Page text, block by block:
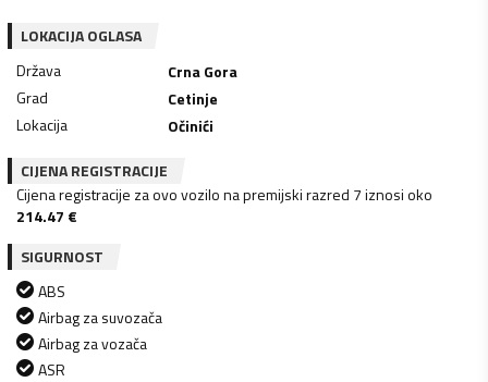
LOKACIJA OGLASA
Država
Crna Gora
Grad
Cetinje
Lokacija
Očinići
CIJENA REGISTRACIJE
Cijena registracije za ovo vozilo na premijski razred 7 iznosi oko
214.47 €
SIGURNOST
ABS
Airbag za suvozača
Airbag za vozača
ASR